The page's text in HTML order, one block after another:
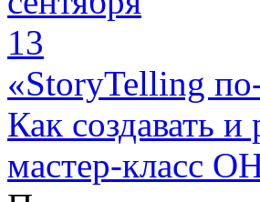
13
«StoryTelling
Как создавать и
мастер-класс